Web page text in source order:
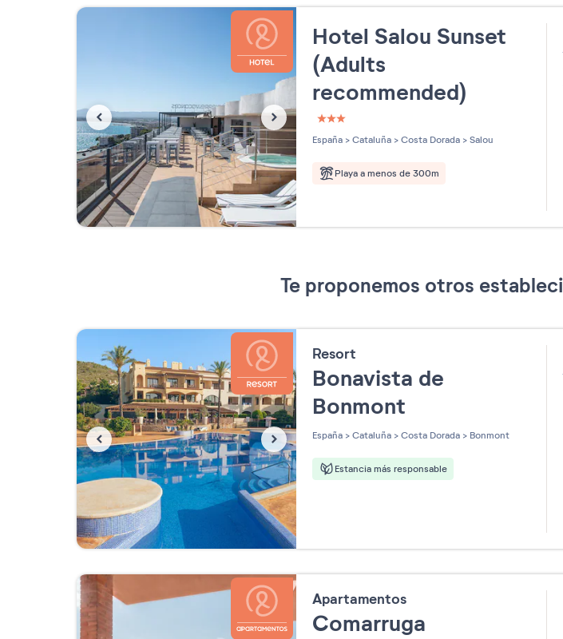
Hotel Salou Sunset
(Adults
recommended)
3 étoiles sur 5
España > Cataluña > Costa Dorada > Salou
Playa a menos de 300m
Te proponemos otros
Resort
Bonavista de
Bonmont
España > Cataluña > Costa Dorada > Bonmont
Estancia más responsable
Apartamentos
Comarruga